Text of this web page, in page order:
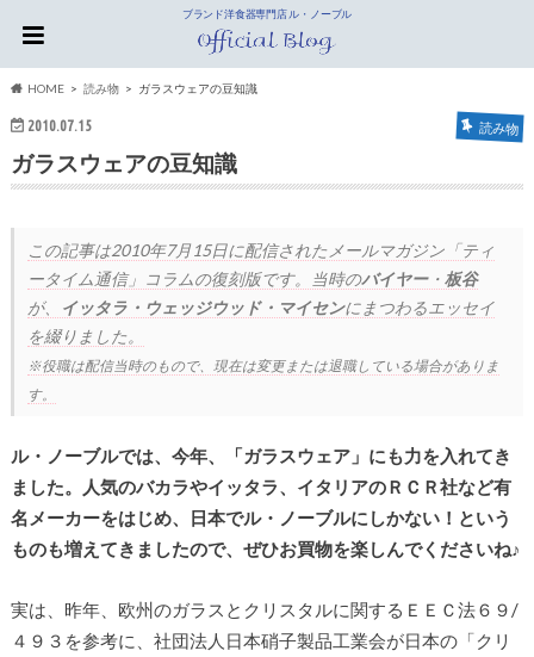
ブランド洋食器専門店 ル・ノーブル
HOME 読み物 ガラスウェアの豆知識
2010.07.15 読み物
ガラスウェアの豆知識
この記事は2010年7月15日に配信されたメールマガジン「ティ
ータイム通信」コラムの復刻版です。当時のバイヤー・ 板谷
が、
イッタラ・ウェッジウッド・マイセンにまつわるエッセイ
を綴りました。
※役職は配信当時のもので、現在は変更または退職している場合がありま
す。
ル・ノーブルでは、今年、「ガラスウェア」にも力を入れてき
ました。人気のバカラやイッタラ、イタリアのＲＣＲ社など有
名メーカーをはじめ、日本でル・ノーブルにしかない！という
ものも増えてきましたので、ぜひお買物を楽しんでくださいね♪
実は、昨年、欧州のガラスとクリスタルに関するＥＥＣ法６９/
４９３を参考に、社団法人日本硝子製品工業会が日本の「クリ